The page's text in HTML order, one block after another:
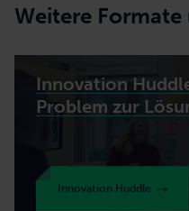
Weitere
Innovation
Problem zur
Innovation Huddle